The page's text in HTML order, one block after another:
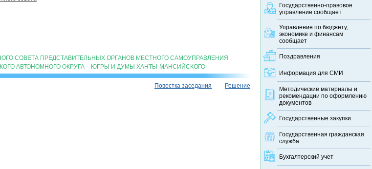
Государственно-правовое
управление сообщает
Управление по бюджету,
экономике и финансам
сообщает
Поздравления
Информация для СМИ
Методические материалы и
рекомендации по оформлению
документов
Государственные закупки
Государственная гражданская
служба
Бухгалтерский учет
СОВЕТА ПРЕДСТАВИТЕЛЬНЫХ ОРГАНОВ МЕСТНОГО САМОУПРАВЛЕНИЯ
АВТОНОМНОГО ОКРУГА – ЮГРЫ И ДУМЫ ХАНТЫ-МАНСИЙСКОГО
Решение
Повестка заседания